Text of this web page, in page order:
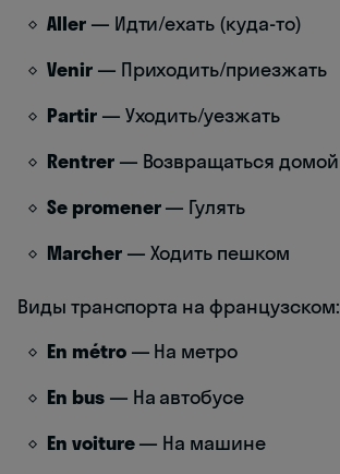
Aller— Идти/ехать (куда-то)
Venir— Приходить/приезжать
Partir— Уходить/уезжать
Rentrer— Возвращаться домой
Se promener— Гулять
Marcher— Ходить пешком
Виды транспорта на французском:
En métro— На метро
En bus— На автобусе
En voiture— На машине